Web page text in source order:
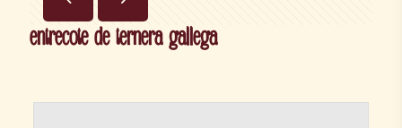
entrecote de ternera gallega